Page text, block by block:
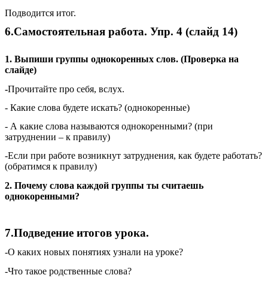
Подводится итог.
6.Самостоятельная работа. Упр. 4 (слайд 14)
1. Выпиши группы однокоренных слов. (Проверка на
слайде)
-Прочитайте про себя, вслух.
- Какие слова будете искать? (однокоренные)
- А какие слова называются однокоренными? (при
затруднении – к правилу)
-Если при работе возникнут затруднения, как будете работать?
(обратимся к правилу)
2. Почему слова каждой группы ты считаешь
однокоренными?
7.Подведение итогов урока.
-О каких новых понятиях узнали на уроке?
-Что такое родственные слова?